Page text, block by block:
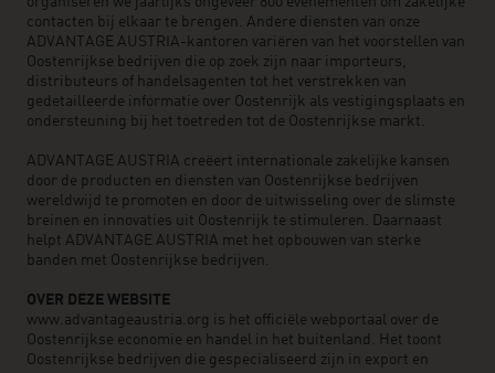
contacten bij elkaar te brengen. Andere diensten van onze
ADVANTAGE AUSTRIA-kantoren variëren van het voorstellen van
Oostenrijkse bedrijven die op zoek zijn naar importeurs,
distributeurs of handelsagenten tot het verstrekken van
gedetailleerde informatie over Oostenrijk als vestigingsplaats en
ondersteuning bij het toetreden tot de Oostenrijkse markt.
ADVANTAGE AUSTRIA creëert internationale zakelijke kansen
door de producten en diensten van Oostenrijkse bedrijven
wereldwijd te promoten en door de uitwisseling over de slimste
breinen en innovaties uit Oostenrijk te stimuleren. Daarnaast
helpt ADVANTAGE AUSTRIA met het opbouwen van sterke
banden met Oostenrijkse bedrijven.
OVER DEZE WEBSITE
www.advantageaustria.org is het officiële webportaal over de
Oostenrijkse economie en handel in het buitenland. Het toont
Oostenrijkse bedrijven die gespecialiseerd zijn in export en